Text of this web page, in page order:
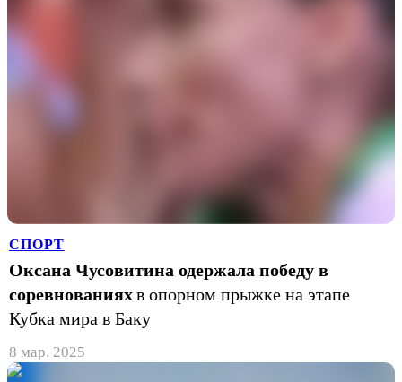
СПОРТ
Оксана Чусовитина одержала победу в
соревнованияхв опорном прыжке на этапе
Кубка мира в Баку
8 мар. 2025